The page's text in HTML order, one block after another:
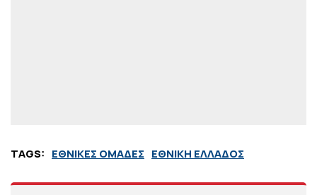
TAGS: ΕΘΝΙΚΕΣ ΟΜΑΔΕΣ ΕΘΝΙΚΗ ΕΛΛΑΔΟΣ